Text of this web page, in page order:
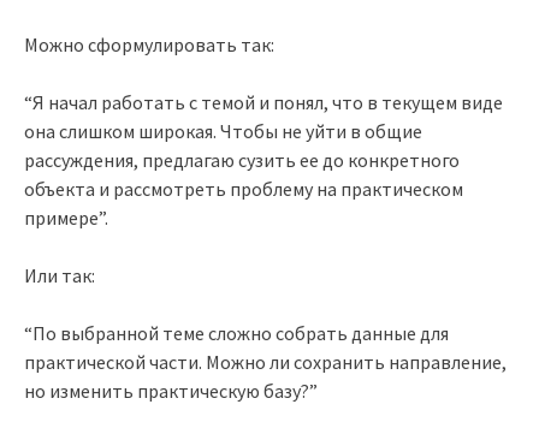
Можно сформулировать так:
“Я начал работать с темой и понял, что в текущем виде
она слишком широкая. Чтобы не уйти в общие
рассуждения, предлагаю сузить ее до конкретного
объекта и рассмотреть проблему на практическом
примере”.
Или так:
“По выбранной теме сложно собрать данные для
практической части. Можно ли сохранить направление,
но изменить практическую базу?”